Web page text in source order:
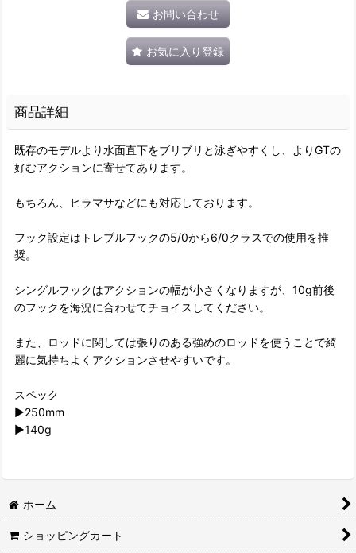
お問い合わせ
お気に入り登録
商品詳細
既存のモデルより水面直下をブリブリと泳ぎやすくし、よりGTの
好むアクションに寄せてあります。
もちろん、ヒラマサなどにも対応しております。
フック設定はトレブルフックの5/0から6/0クラスでの使用を推
奨。
シングルフックはアクションの幅が小さくなりますが、10g前後
のフックを海況に合わせてチョイスしてください。
また、ロッドに関しては張りのある強めのロッドを使うことで綺
麗に気持ちよくアクションさせやすいです。
スペック
▶250mm
▶140g
ホーム
ショッピングカート